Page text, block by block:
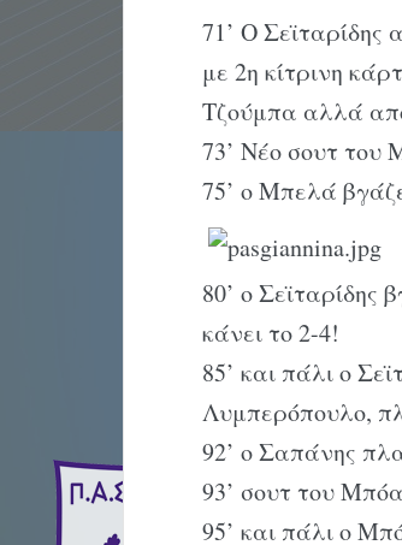
71’ Ο
με 2η κίτρινη
Τζούμπα αλλά
73’ Νέο σουτ του
75’ ο Μπελά
80’ ο Σεϊταρίδης
κάνει το 2-4!
85’ και πάλι ο
Λυμπερόπουλο,
92’ ο Σαπάνης
93’ σουτ του
95’ και πάλι ο